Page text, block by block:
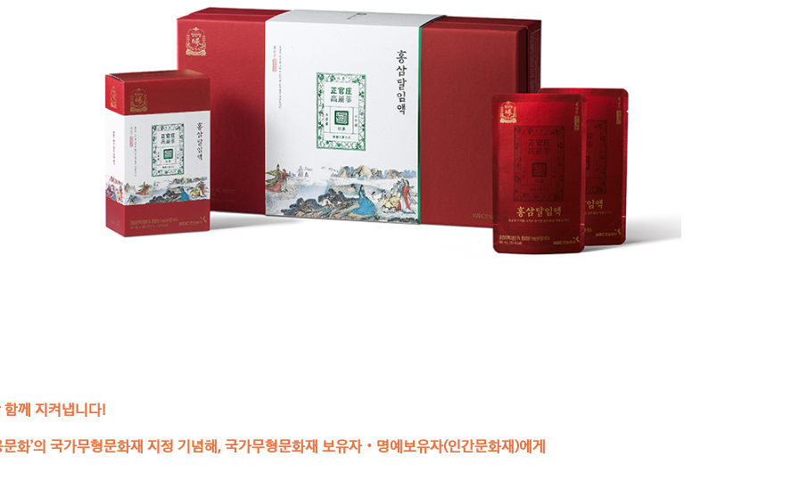
함께 지켜냅니다!
화’의 국가무형문화재 지정 기념해, 국가무형문화재 보유자‧명예보유자(인간문화재)에게